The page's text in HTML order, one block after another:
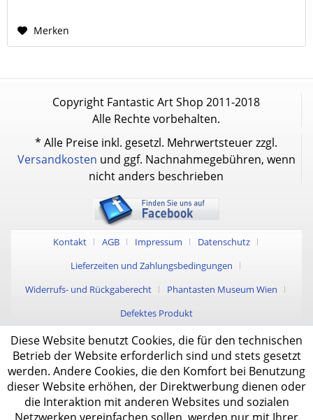
Merken
Copyright Fantastic Art Shop 2011-2018
Alle Rechte vorbehalten.
* Alle Preise inkl. gesetzl. Mehrwertsteuer zzgl.
Versandkosten und ggf. Nachnahmegebühren, wenn
nicht anders beschrieben
Kontakt AGB Impressum
Datenschutz
Lieferzeiten und Zahlungsbedingungen
Widerrufs- und Rückgaberecht
Phantasten Museum Wien
Defektes Produkt
Diese Website benutzt Cookies, die für den technischen
Betrieb der Website erforderlich sind und stets gesetzt
werden. Andere Cookies, die den Komfort bei Benutzung
dieser Website erhöhen, der Direktwerbung dienen oder
die Interaktion mit anderen Websites und sozialen